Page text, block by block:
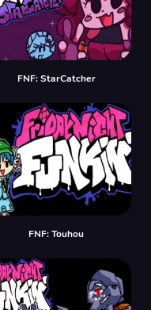
FNF: StarCatcher
FNF: Touhou